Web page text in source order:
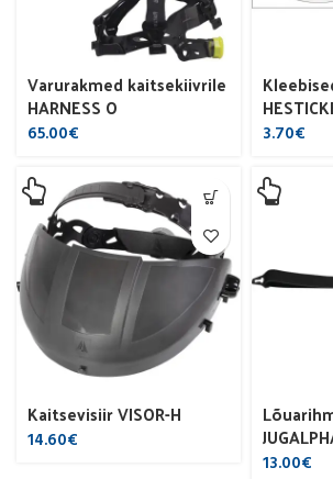
Varurakmed kaitsekiivrile
HARNESS O
65.00€ 3.70€
Kaitsevisiir VISOR-H
14.60€
13.00€